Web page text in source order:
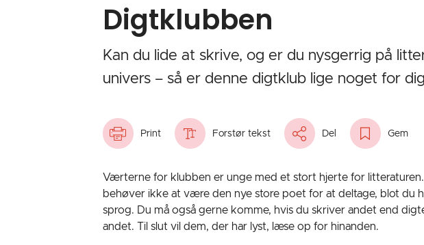
Digtklubben
Kan du lide at skrive, og er du nysgerrig på
univers – så er denne digtklub lige noget for
Print Forstør tekst Del Gem
Værterne for klubben er unge med et stort hjerte for
behøver ikke at være den nye store poet for at deltage, blot du
sprog. Du må også gerne komme, hvis du skriver andet end
andet. Til slut vil dem, der har lyst, læse op for hinanden.